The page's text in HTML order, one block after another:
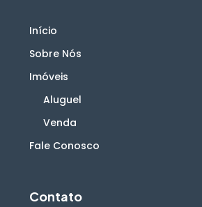
Início
Sobre Nós
Imóveis
Aluguel
Venda
Fale Conosco
Contato